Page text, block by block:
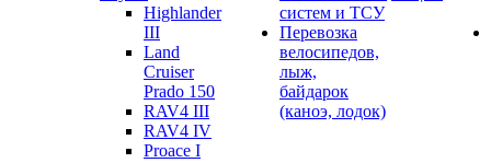
Highlander
III
Land
Cruiser
Prado 150
RAV4 III
RAV4 IV
Proace I
систем и ТСУ
Перевозка
велосипедов,
лыж,
байдарок
(каноэ, лодок)